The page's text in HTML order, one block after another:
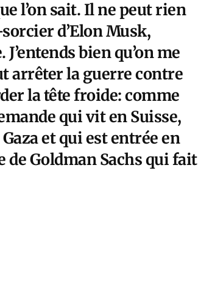
l’on sait. Il ne peut rien
d’Elon Musk,
bien qu’on me
arrêter la guerre contre
la tête froide: comme
qui vit en Suisse,
et qui est entrée en
Goldman Sachs qui fait